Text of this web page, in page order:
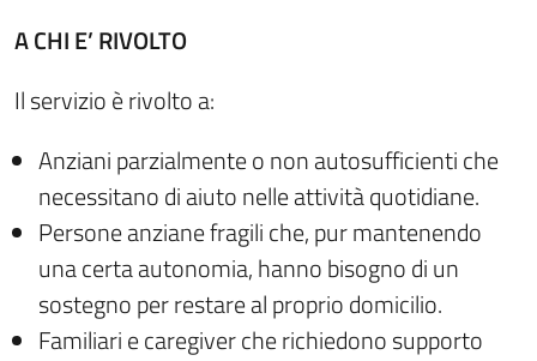
A CHI E’ RIVOLTO
Il servizio è rivolto a:
Anziani parzialmente o non autosufficienti che
necessitano di aiuto nelle attività quotidiane.
Persone anziane fragili che, pur mantenendo
una certa autonomia, hanno bisogno di un
sostegno per restare al proprio domicilio.
Familiari ecaregiverche richiedono supporto